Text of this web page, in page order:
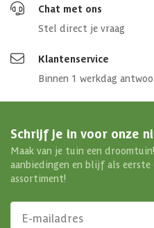
Aantal deuren
Aantal ramen
Houtbehandeling wanden
Afwerking
Doorloophoogte
Chat met ons
Stel direct je vraag
Klantenservice
Binnen 1 werkdag
Schrijf je in voor onze
Maak van je tuin een
aanbiedingen en blijf als eerste
assortiment!